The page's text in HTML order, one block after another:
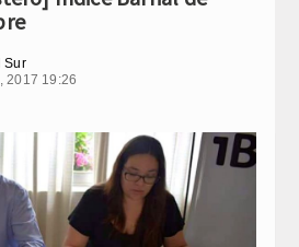
Sur
2017 19:26